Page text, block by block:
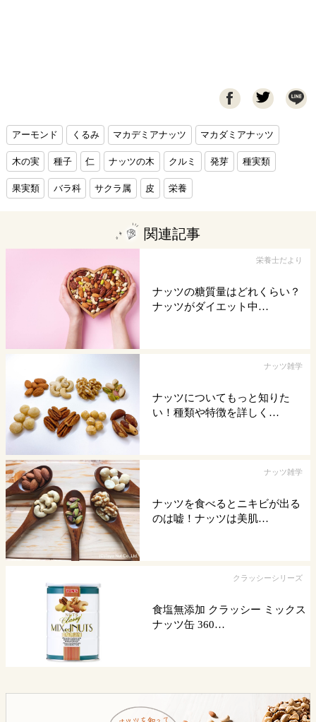

アーモンド くるみ マカデミアナッツ マカダミアナッツ
木の実 種子 仁 ナッツの木 クルミ 発芽 種実類
果実類 バラ科 サクラ属 皮 栄養
関連記事
栄養士だより
ナッツの糖質量はどれくらい？
ナッツがダイエット中…
ナッツ雑学
ナッツについてもっと知りた
い！種類や特徴を詳しく…
ナッツ雑学
ナッツを食べるとニキビが出る
のは嘘！ナッツは美肌…
クラッシーシリーズ
食塩無添加 クラッシー ミックス
ナッツ缶 360…